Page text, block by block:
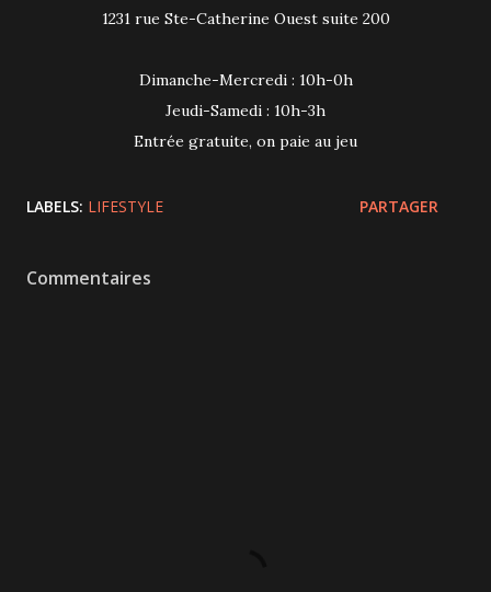
1231 rue Ste-Catherine Ouest suite 200
Dimanche-Mercredi : 10h-0h
Jeudi-Samedi : 10h-3h
Entrée gratuite, on paie au jeu
LABELS: LIFESTYLE PARTAGER
Commentaires